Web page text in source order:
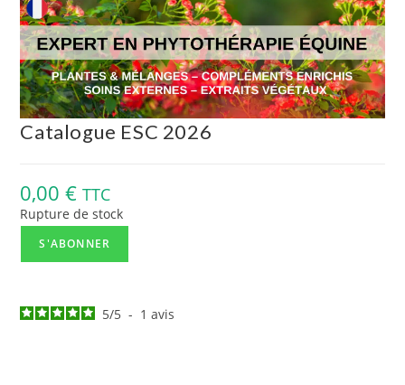
Catalogue ESC 2026
0,00€ TTC
Rupture de stock
S'ABONNER
5/5 - 1avis